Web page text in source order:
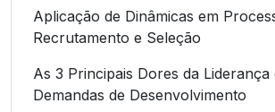
Aplicação de Dinâmicas em
Recrutamento e Seleção
As 3 Principais Dores da Liderança
Demandas de Desenvolvimento